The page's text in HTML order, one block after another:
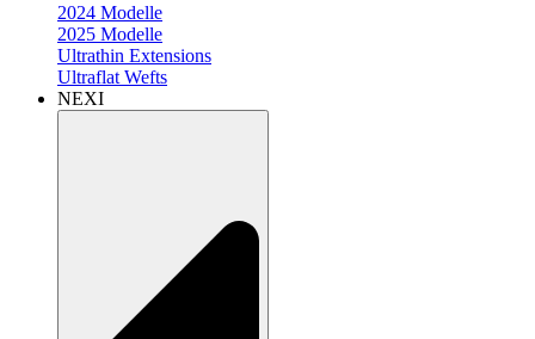
2024 Modelle
2025 Modelle
Ultrathin Extensions
Ultraflat Wefts
NEXI